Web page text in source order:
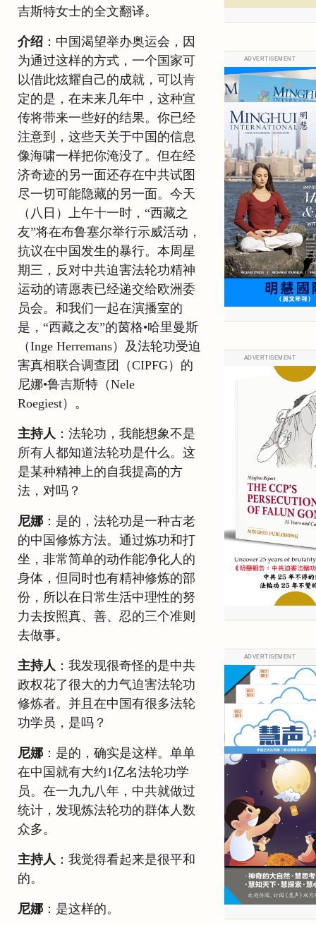
吉斯特女士的全文翻译。
介绍 ：中国渴望举办奥运会，因
为通过这样的方式，一个国家可
以借此炫耀自己的成就，可以肯
定的是，在未来几年中，这种宣
传将带来一些好的结果。你已经
注意到，这些天关于中国的信息
像海啸一样把你淹没了。但在经
济奇迹的另一面还存在中共试图
尽一切可能隐藏的另一面。今天
（八日）上午十一时，“西藏之
友”将在布鲁塞尔举行示威活动，
抗议在中国发生的暴行。本周星
期三，反对中共迫害法轮功精神
运动的请愿表已经递交给欧洲委
员会。和我们一起在演播室的
是，“西藏之友”的茵格•哈里曼斯
（Inge Herremans）及法轮功受迫
害真相联合调查团（CIPFG）的
尼娜•鲁吉斯特（Nele
Roegiest）。
主持人 ：法轮功，我能想象不是
所有人都知道法轮功是什么。这
是某种精神上的自我提高的方
法，对吗？
尼娜 ：是的，法轮功是一种古老
的中国修炼方法。通过炼功和打
坐，非常简单的动作能净化人的
身体，但同时也有精神修炼的部
份，所以在日常生活中理性的努
力去按照真、善、忍的三个准则
去做事。
主持人 ：我发现很奇怪的是中共
政权花了很大的力气迫害法轮功
修炼者。并且在中国有很多法轮
功学员，是吗？
尼娜 ：是的，确实是这样。单单
在中国就有大约1亿名法轮功学
员。在一九九八年，中共就做过
统计，发现炼法轮功的群体人数
众多。
主持人 ：我觉得看起来是很平和
的。
尼娜 ：是这样的。
ADVERTISEMENT
ADVERTISEMENT
ADVERTISEMENT